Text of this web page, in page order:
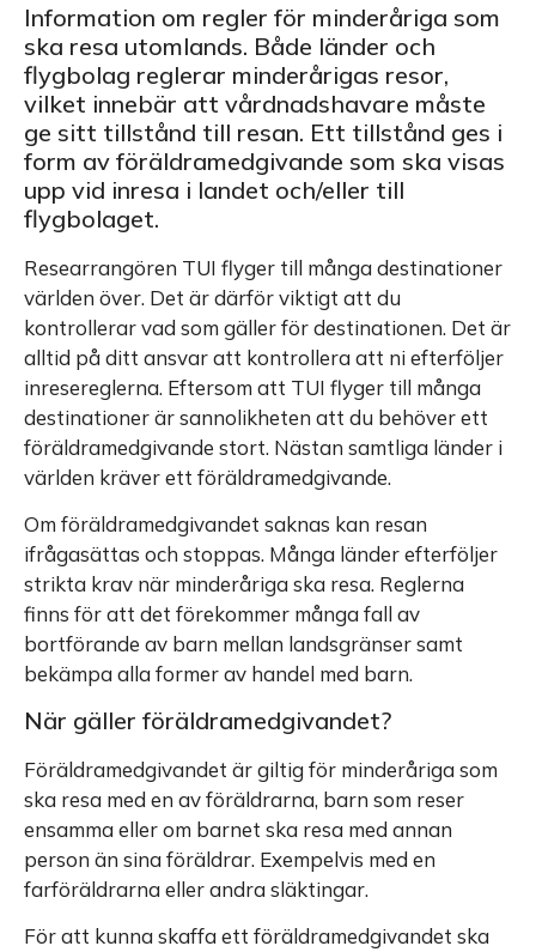
Information om regler för minderåriga som
ska resa utomlands. Både länder och
flygbolag reglerar minderårigas resor,
vilket innebär att vårdnadshavare måste
ge sitt tillstånd till resan. Ett tillstånd ges i
form av föräldramedgivande som ska visas
upp vid inresa i landet och/eller till
flygbolaget.
Researrangören TUI flyger till många destinationer
världen över. Det är därför viktigt att du
kontrollerar vad som gäller för destinationen. Det är
alltid på ditt ansvar att kontrollera att ni efterföljer
inresereglerna. Eftersom att TUI flyger till många
destinationer är sannolikheten att du behöver ett
föräldramedgivande stort. Nästan samtliga länder i
världen kräver ett föräldramedgivande.
Om föräldramedgivandet saknas kan resan
ifrågasättas och stoppas. Många länder efterföljer
strikta krav när minderåriga ska resa. Reglerna
finns för att det förekommer många fall av
bortförande av barn mellan landsgränser samt
bekämpa alla former av handel med barn.
När gäller föräldramedgivandet?
Föräldramedgivandet är giltig för minderåriga som
ska resa med en av föräldrarna, barn som reser
ensamma eller om barnet ska resa med annan
person än sina föräldrar. Exempelvis med en
farföräldrarna eller andra släktingar.
För att kunna skaffa ett föräldramedgivandet ska